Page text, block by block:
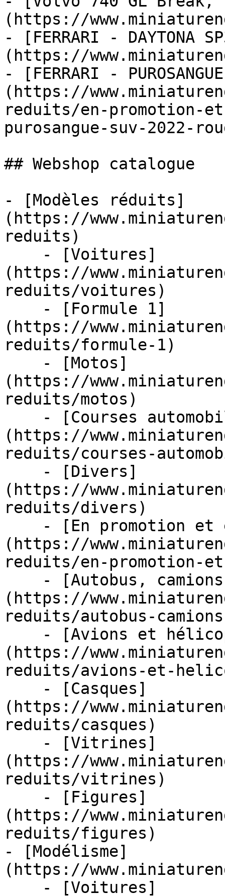
(https://
- [FERRARI -
(https://
- [FERRARI -
(https://
reduits/en-promotion-
purosangue-suv-2022-
## Webshop catalogue
- [Modèles réduits]
(https://
reduits)
(https://
reduits/voitures)
(https://
reduits/formule-1)
(https://
reduits/motos)
(https://
reduits/courses-
(https://
reduits/divers)
(https://
reduits/en-promotion-
(https://
reduits/autobus-
(https://
reduits/avions-et-
(https://
reduits/casques)
(https://
reduits/vitrines)
(https://
reduits/figures)
- [Modélisme]
(https://